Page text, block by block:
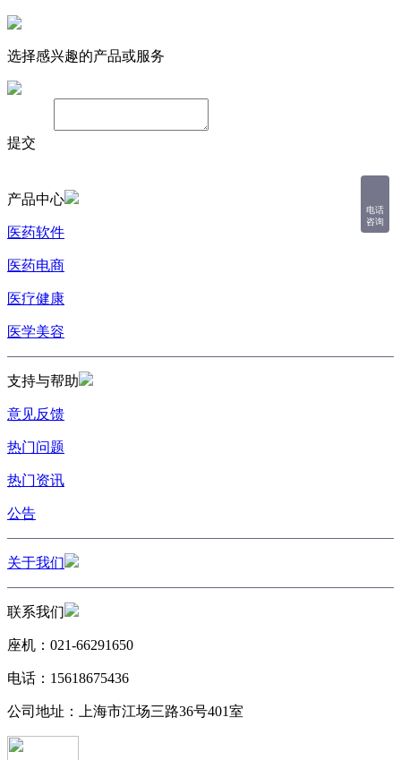
选择感兴趣的产品或服务
提交
电话
咨询
产品中心
医药软件
医药电商
医疗健康
医学美容
支持与帮助
意见反馈
热门问题
热门资讯
公告
关于我们
联系我们
座机：021-66291650
电话：15618675436
公司地址：上海市江场三路36号401室